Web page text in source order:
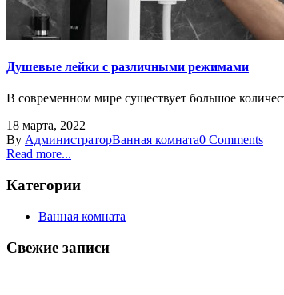
Душевые лейки с различными режимами
В современном мире существует большое
18 марта, 2022
By АдминистраторВанная комната0 Comments
Read more...
Категории
Ванная комната
Свежие записи